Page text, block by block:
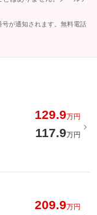
が通知されます。無料電話
129.9万円
117.9万円
209.9万円